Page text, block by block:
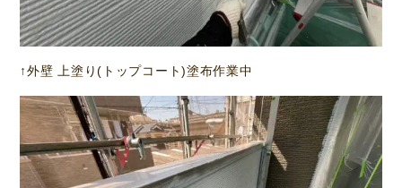
↑外壁 上塗り(トップコート)塗布作業中